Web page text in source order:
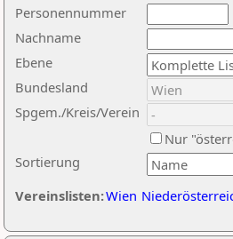
Nachname
Ebene
Sortierung
Personennummer
Bundesland
Spgem./Kreis/Verein
Nur
Vereinslisten:Wien